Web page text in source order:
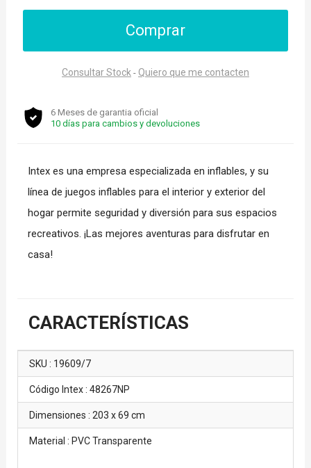
Comprar
Consultar Stock- Quiero que me contacten
6 Meses de garantia oficial
10 días para cambios y devoluciones
Intex es una empresa especializada en inflables, y su
línea de juegos inflables para el interior y exterior del
hogar permite seguridad y diversión para sus espacios
recreativos. ¡Las mejores aventuras para disfrutar en
casa!
CARACTERÍSTICAS
SKU : 19609/7
Código Intex : 48267NP
Dimensiones : 203 x 69 cm
Material : PVC Transparente